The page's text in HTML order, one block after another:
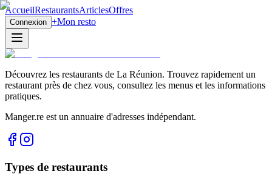
AccueilRestaurantsArticlesOffres
Connexion +Mon resto
Découvrez les restaurants de La Réunion. Trouvez rapidement un
restaurant près de chez vous, consultez les menus et les informations
pratiques.
Manger.re est un annuaire d'adresses indépendant.
Types de restaurants